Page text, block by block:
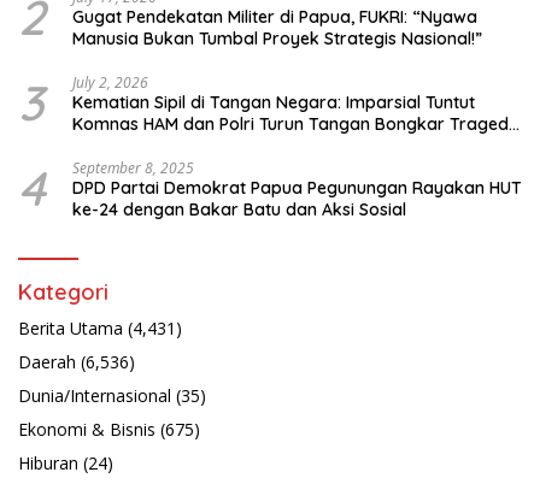
2
Gugat Pendekatan Militer di Papua, FUKRI: “Nyawa
Manusia Bukan Tumbal Proyek Strategis Nasional!”
3 July 2, 2026
Kematian Sipil di Tangan Negara: Imparsial Tuntut
Komnas HAM dan Polri Turun Tangan Bongkar Tragedi
4 September 8, 2025
DPD Partai Demokrat Papua Pegunungan Rayakan HUT
ke-24 dengan Bakar Batu dan Aksi Sosial
Kategori
Berita Utama (4,431)
Daerah (6,536)
Dunia/Internasional (35)
Ekonomi & Bisnis (675)
Hiburan (24)